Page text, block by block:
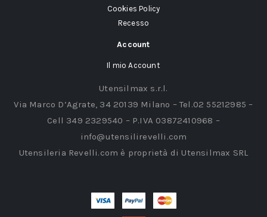
Cookies Policy
Recesso
Account
Il mio Account
Utensilmax s.r.l.
Via Marco D’Agrate, 34 20139 Milano – Tel.02 55212985 –
Cell 349 2329540 – P.IVA 03872410968 –
info@utensilirevelli.com
Utensileria Revelli.com è proprietà di Utensilmax SRL